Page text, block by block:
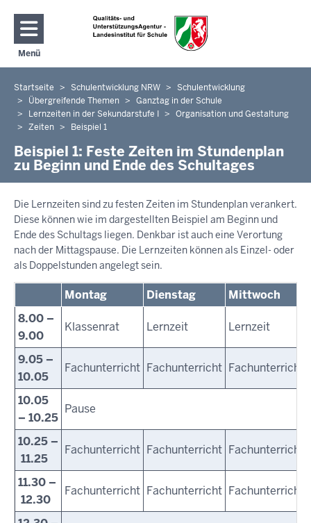
Direkt zum Inhalt
Menü
Navigation aktivieren/deaktivieren: Hauptmenü
Sie
befinden
sich
Startseite Schulentwicklung NRW
Schulentwicklung
Übergreifende Themen
Ganztag in der Schule
Lernzeiten in der Sekundarstufe I
Organisation und Gestaltung
Zeiten
Beispiel 1
Beispiel 1: Feste Zeiten im Stundenplan
zu Beginn und Ende des Schultages
Die Lernzeiten sind zu festen Zeiten im Stundenplan verankert.
Diese können wie im dargestellten Beispiel am Beginn und
Ende des Schultags liegen. Denkbar ist auch eine Verortung
nach der Mittagspause. Die Lernzeiten können als Einzel- oder
als Doppelstunden angelegt sein.
Montag Dienstag Mittwoch
8.00 –
9.00
Klassenrat Lernzeit Lernzeit
9.05 –
10.05
Fachunterricht Fachunterricht Fachunterricht
10.05
– 10.25
Pause
10.25 –
11.25
Fachunterricht Fachunterricht Fachunterricht
11.30 –
12.30
Fachunterricht Fachunterricht Fachunterricht